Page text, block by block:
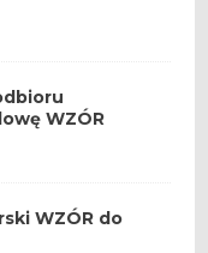
WZÓR
WZÓR do